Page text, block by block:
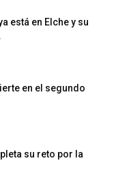
está en Elche y su
en el segundo
su reto por la